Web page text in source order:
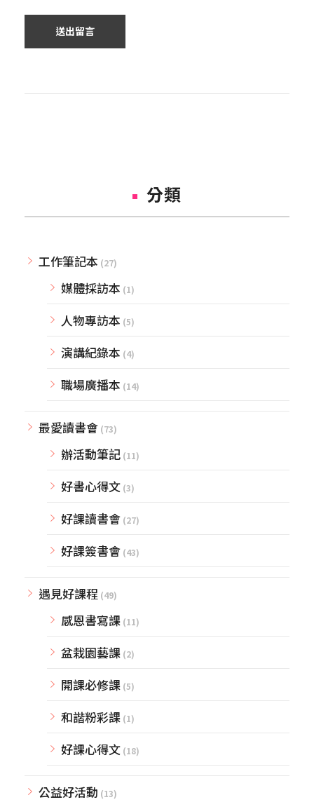
分類
工作筆記本 (27)
媒體採訪本 (1)
人物專訪本 (5)
演講紀錄本 (4)
職場廣播本 (14)
最愛讀書會 (73)
辦活動筆記 (11)
好書心得文 (3)
好課讀書會 (27)
好課簽書會 (43)
遇見好課程 (49)
感恩書寫課 (11)
盆栽園藝課 (2)
開課必修課 (5)
和諧粉彩課 (1)
好課心得文 (18)
公益好活動 (13)